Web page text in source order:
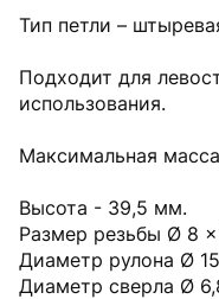
Тип петли –
Подходит для
использования.
Максимальная
Высота - 39,5 мм.
Размер резьбы Ø 8
Диаметр рулона Ø
Диаметр сверла Ø